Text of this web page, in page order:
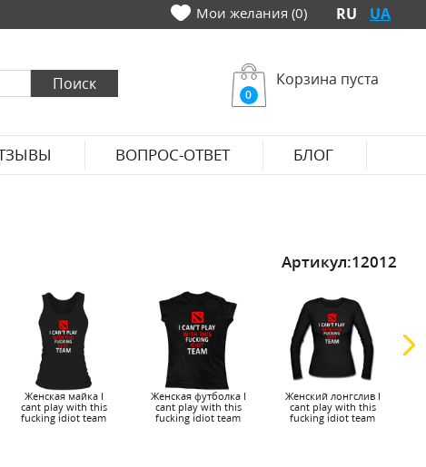
Мои желания (0) RU UA
0
Корзина пуста
ВОПРОС-ОТВЕТ БЛОГ
Артикул:12012
Женская майка I
cant play with this
fucking idiot team
Женская футболка I
cant play with this
fucking idiot team
Женский лонгслив I
cant play with this
fucking idiot team